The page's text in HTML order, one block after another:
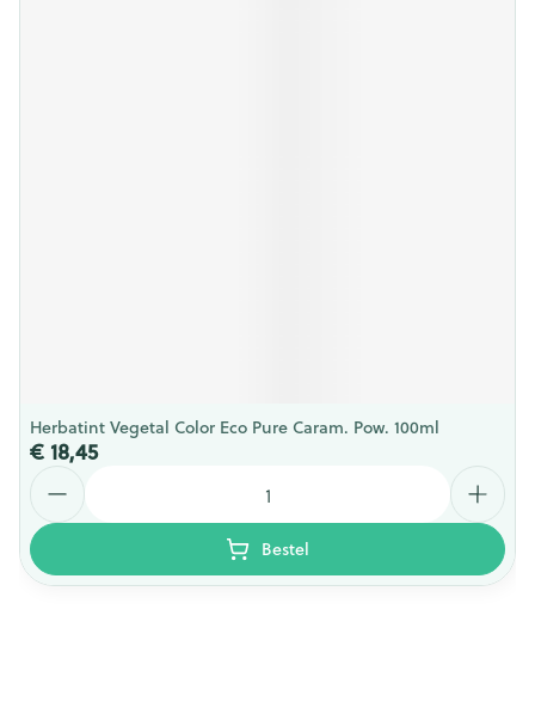
Herbatint Vegetal Color Eco Pure Caram. Pow. 100ml
€ 18,45
Bestel